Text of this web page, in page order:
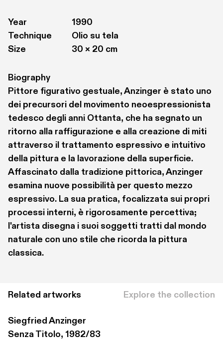
Year
1990
Technique
Olio su tela
Size
30 × 20 cm
Biography
Pittore figurativo gestuale, Anzinger è stato uno
dei precursori del movimento neoespressionista
tedesco degli anni Ottanta, che ha segnato un
ritorno alla raffigurazione e alla creazione di miti
attraverso il trattamento espressivo e intuitivo
della pittura e la lavorazione della superficie.
Affascinato dalla tradizione pittorica, Anzinger
esamina nuove possibilità per questo mezzo
espressivo. La sua pratica, focalizzata sui propri
processi interni, è rigorosamente percettiva;
l'artista disegna i suoi soggetti tratti dal mondo
naturale con uno stile che ricorda la pittura
classica.
Related artworks Explore the collection
Siegfried Anzinger
Senza Titolo, 1982/83